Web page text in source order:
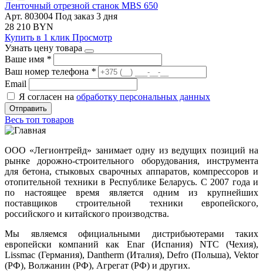
Ленточный отрезной станок MBS 650
Арт. 803004 Под заказ 3 дня
28 210 BYN
Купить в 1 клик Просмотр
Узнать цену товара
Ваше имя *
Ваш номер телефона *
Email
Я согласен на обработку персональных данных
Отправить
Весь топ товаров
ООО «Легионтрейд» занимает одну из ведущих позиций на
рынке дорожно-строительного оборудования, инструмента
для бетона, стыковых сварочных аппаратов, компрессоров и
отопительной техники в Республике Беларусь. С 2007 года и
по настоящее время является одним из крупнейших
поставщиков строительной техники европейского,
российского и китайского производства.
Мы являемся официальными дистрибьютерами таких
европейски компаний как Enar (Испания) NTC (Чехия),
Lissmac (Германия), Dantherm (Италия), Defro (Польша), Vektor
(РФ), Волжанин (РФ), Агрегат (РФ) и других.